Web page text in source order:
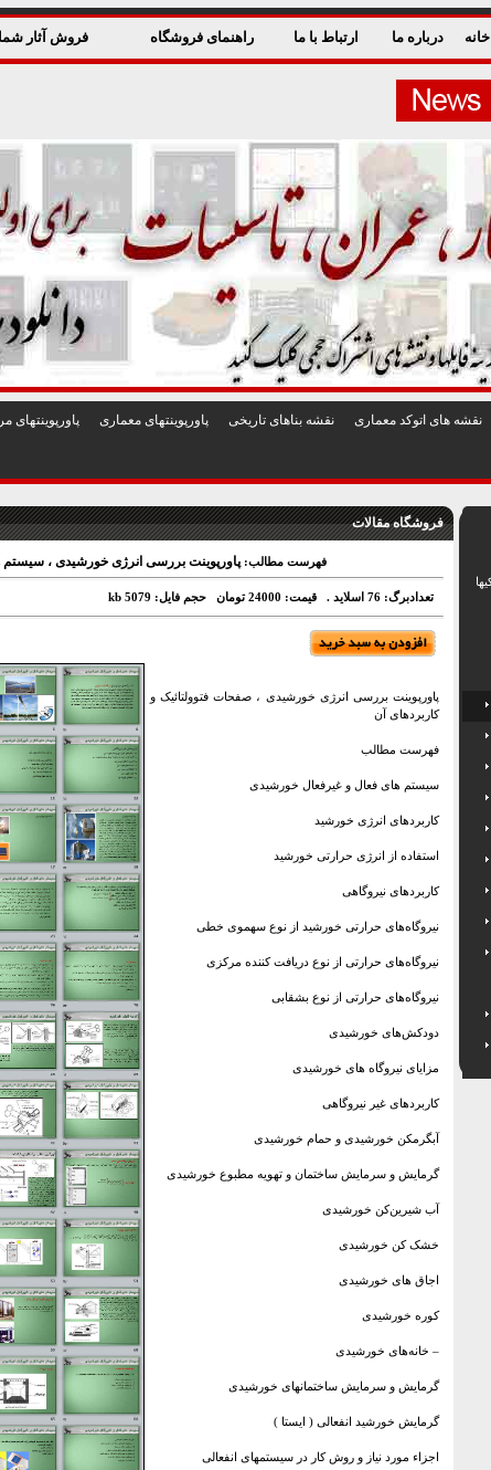
خانه درباره ما ارتباط با ما راهنمای فروشگاه فروش آثار شما
نقشه های اتوکد معماری نقشه بناهای تاريخی پاورپوينتهای معماری پاورپوينتهای
فروشگاه مقالات
فهرست مطالب: پاورپوینت بررسی انرژی خورشیدی ،
تعدادبرگ: 76 اسلاید . قیمت: 24000 تومان حجم فایل: 5079 kb
پاورپوینت بررسی انرژی خورشیدی ، صفحات فتوولتائیک و
کاربردهای آن
فهرست مطالب
سیستم های فعال و غیرفعال خورشیدی
کاربردهای انرژی خورشید
استفاده از انرژی حرارتی خورشید
کاربردهای نیروگاهی
نیروگاه‌های حرارتی خورشید از نوع سهموی خطی
نیروگاه‌های حرارتی از نوع دریافت کننده مرکزی
نیروگاه‌های حرارتی از نوع بشقابی
دودکش‌های خورشیدی
مزایای نیروگاه های خورشیدی
کاربردهای غیر نیروگاهی
آبگرمکن‌ خورشیدی و حمام خورشیدی
گرمایش و سرمایش ساختمان و تهویه مطبوع خورشیدی
آب شیرین‌کن خورشیدی
خشک کن خورشیدی
اجاق های خورشیدی
کوره خورشیدی
– خانه‌های خورشیدی
گرمایش و سرمایش ساختمانهای خورشیدی
گرمایش خورشید انفعالی ( ایستا )
اجزاء مورد نیاز و روش کار در سیستمهای انفعالی